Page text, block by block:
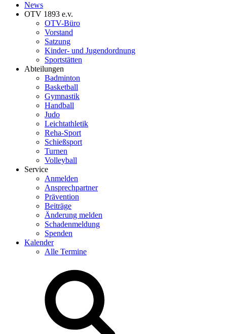
News
OTV 1893 e.v.
OTV-Büro
Vorstand
Satzung
Kinder- und Jugendordnung
Sportstätten
Abteilungen
Badminton
Basketball
Gymnastik
Handball
Judo
Leichtathletik
Reha-Sport
Schießsport
Turnen
Volleyball
Service
Anmelden
Ansprechpartner
Prävention
Beiträge
Änderung melden
Schadenmeldung
Spenden
Kalender
Alle Termine